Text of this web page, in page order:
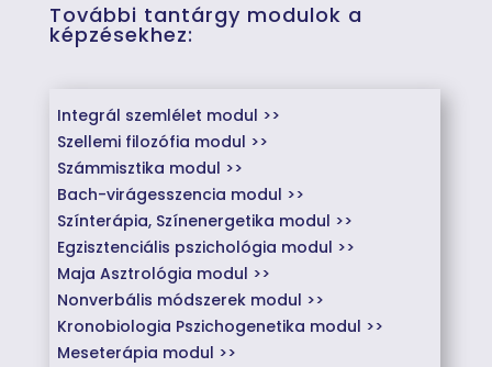
További tantárgy modulok a
képzésekhez:
Integrál szemlélet modul >>
Szellemi filozófia modul >>
Számmisztika modul >>
Bach-virágesszencia modul >>
Színterápia, Színenergetika modul >>
Egzisztenciális pszichológia modul >>
Maja Asztrológia modul >>
Nonverbális módszerek modul >>
Kronobiologia Pszichogenetika modul >>
Meseterápia modul >>